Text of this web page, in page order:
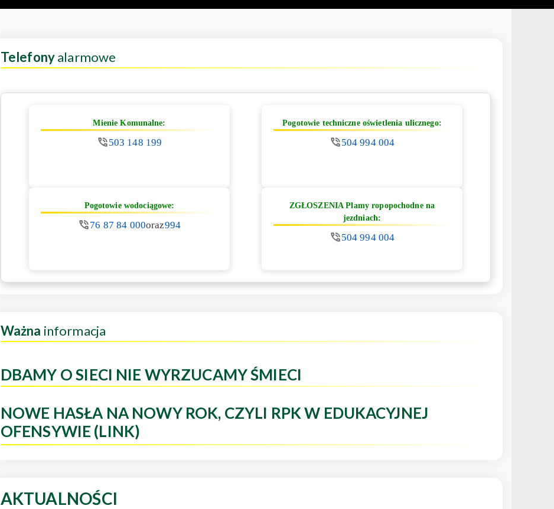
Telefonyalarmowe
Mienie Komunalne:
503 148 199
Pogotowie techniczne oświetlenia ulicznego:
504 994 004
Pogotowie wodociągowe:
76 87 84 000oraz994
ZGŁOSZENIA Plamy ropopochodne na
jezdniach:
504 994 004
Ważna informacja
DBAMY O SIECI NIE WYRZUCAMY ŚMIECI
NOWE HASŁA NA NOWY ROK, CZYLI RPK W EDUKACYJNEJ
OFENSYWIE (LINK)
AKTUALNOŚCI